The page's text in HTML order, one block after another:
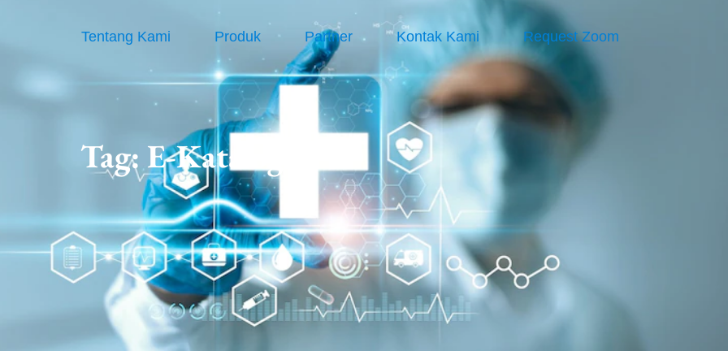
Tentang Kami Produk Partner Kontak Kami Request Zoom
Tag: E-Katalog